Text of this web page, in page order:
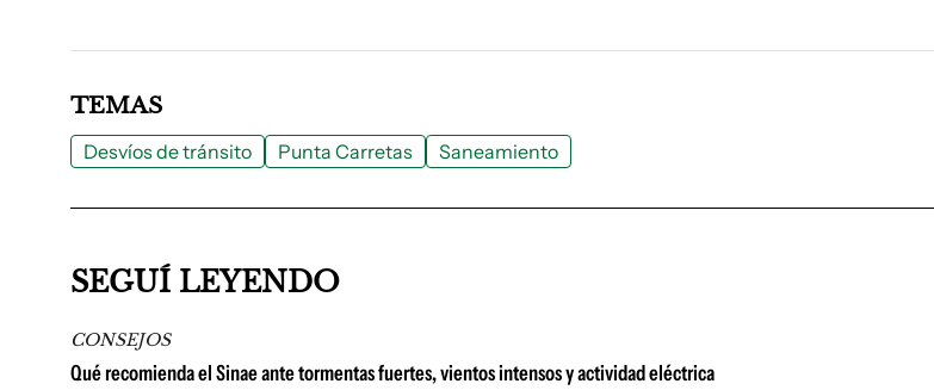
TEMAS
Desvíos de tránsito Punta Carretas Saneamiento
SEGUÍ LEYENDO
CONSEJOS
Qué recomienda el Sinae ante tormentas fuertes, vientos intensos y actividad eléctrica